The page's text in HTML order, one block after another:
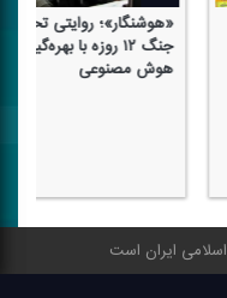
از
از
درخشش رادیو
رویداد ملی
معرفی
ایران است